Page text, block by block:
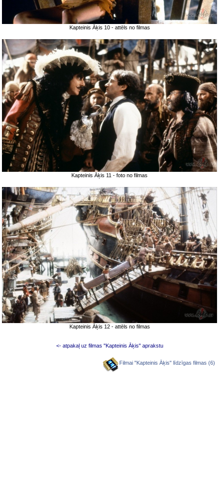
Kapteinis Āķis 10 - attēls no filmas
Kapteinis Āķis 11 - foto no filmas
Kapteinis Āķis 12 - attēls no filmas
<- atpakaļ uz filmas "Kapteinis Āķis" aprakstu
Filmai "Kapteinis Āķis" līdzīgas filmas (6)